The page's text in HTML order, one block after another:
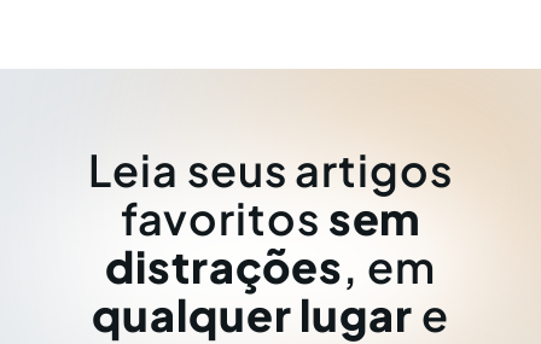
Leia seus artigos
favoritos sem
distrações, em
qualquer lugar e